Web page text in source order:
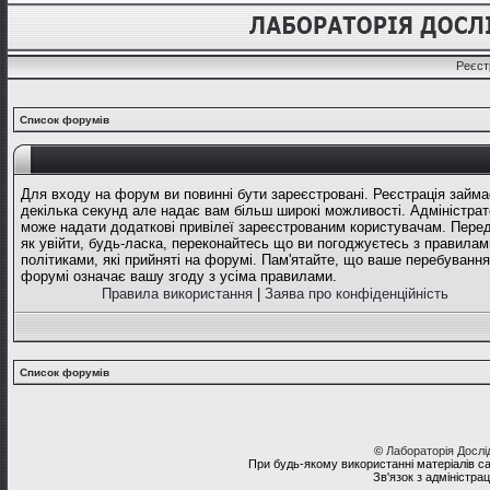
Список форумів
Для входу на форум ви повинні бути зареєстровані. Реєстрація
декілька секунд але надає вам більш широкі можливості.
може надати додаткові привілеї зареєстрованим користувачам.
як увійти, будь-ласка, переконайтесь що ви погоджуєтесь з
політиками, які прийняті на форумі. Пам'ятайте, що ваше
форумі означає вашу згоду з усіма правилами.
Правила використання
Заява про конфіденційність
Список форумів
© Лабораторія
При будь-якому використанні матеріалів
Зв'язок з